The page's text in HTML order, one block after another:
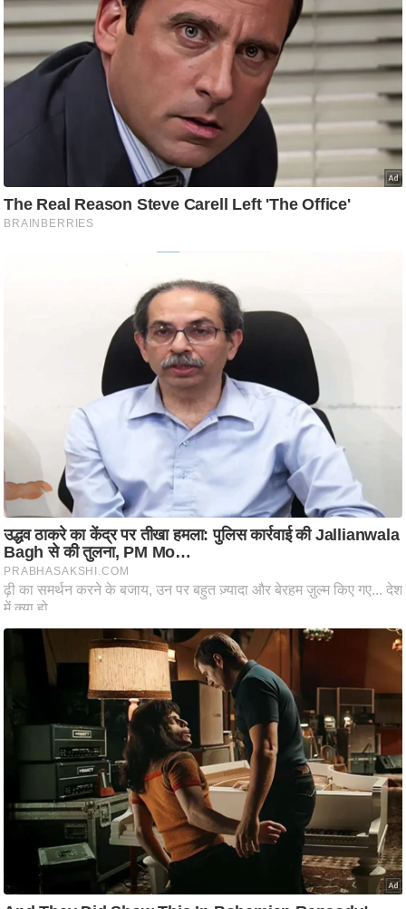
/
फै
श
नु
स्खे
मं
त्रा
रि
ले
श
न
शि
नी
श्ले
ष
म